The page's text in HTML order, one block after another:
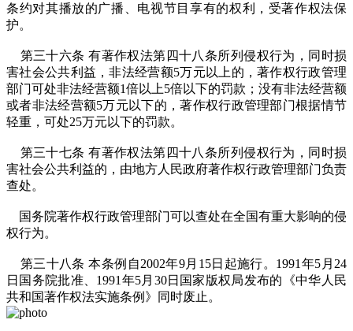
条约对其播放的广播、电视节目享有的权利，受著作权法保
护。
第三十六条 有著作权法第四十八条所列侵权行为，同时损
害社会公共利益，非法经营额5万元以上的，著作权行政管理
部门可处非法经营额1倍以上5倍以下的罚款；没有非法经营额
或者非法经营额5万元以下的，著作权行政管理部门根据情节
轻重，可处25万元以下的罚款。
第三十七条 有著作权法第四十八条所列侵权行为，同时损
害社会公共利益的，由地方人民政府著作权行政管理部门负责
查处。
国务院著作权行政管理部门可以查处在全国有重大影响的侵
权行为。
第三十八条 本条例自2002年9月15日起施行。1991年5月24
日国务院批准、1991年5月30日国家版权局发布的《中华人民
共和国著作权法实施条例》同时废止。